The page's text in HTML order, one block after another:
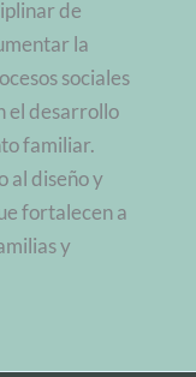
de
la
sociales
el desarrollo
familiar.
al diseño y
fortalecen a
y